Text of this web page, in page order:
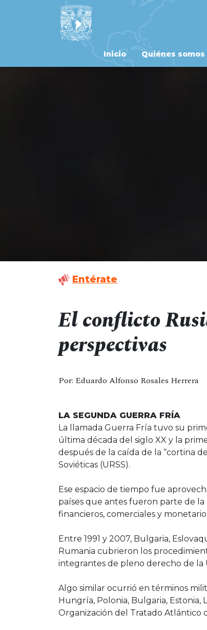
Inicio Quiénes somos
Entérate
El conflicto
perspectivas
Por: Eduardo Alfonso Rosales Herrera
LA SEGUNDA GUERRA FRÍA
La llamada Guerra Fría tuvo su
última década del siglo XX y la
después de la caída de la “cortina
Soviéticas (URSS).
Ese espacio de tiempo fue
países que antes fueron parte de la
financieros, comerciales y
Entre 1991 y 2007, Bulgaria,
Rumania cubrieron los
integrantes de pleno derecho de la
Algo similar ocurrió en términos
Hungría, Polonia, Bulgaria, Estonia,
Organización del Tratado Atlántico